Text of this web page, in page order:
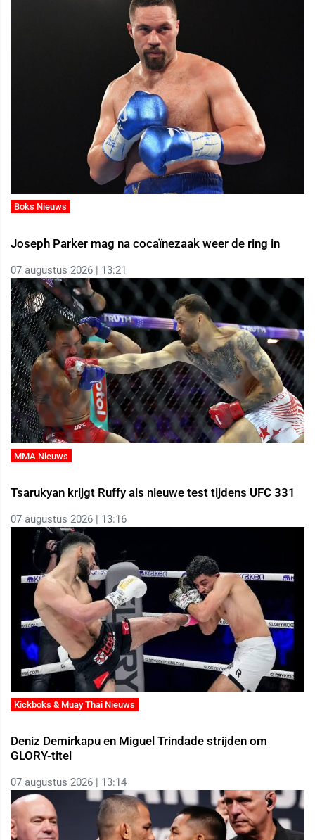
Boks Nieuws
Joseph Parker mag na cocaïnezaak weer de ring in
07 augustus 2026 | 13:21
MMA Nieuws
Tsarukyan krijgt Ruffy als nieuwe test tijdens UFC 331
07 augustus 2026 | 13:16
Kickboks & Muay Thai Nieuws
Deniz Demirkapu en Miguel Trindade strijden om
GLORY-titel
07 augustus 2026 | 13:14